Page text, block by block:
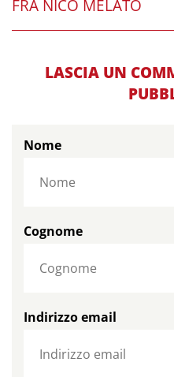
FRA NICO MELATO
LASCIA UN
Nome
Cognome
Indirizzo email